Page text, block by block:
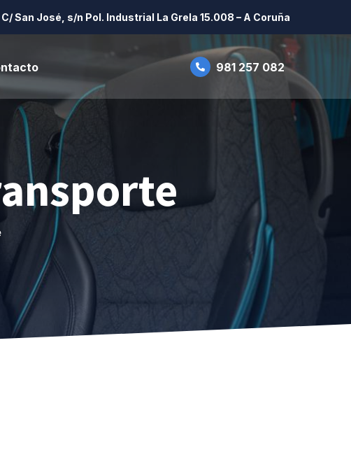
C/ San José, s/n Pol. Industrial La Grela 15.008 – A Coruña
981 257 082